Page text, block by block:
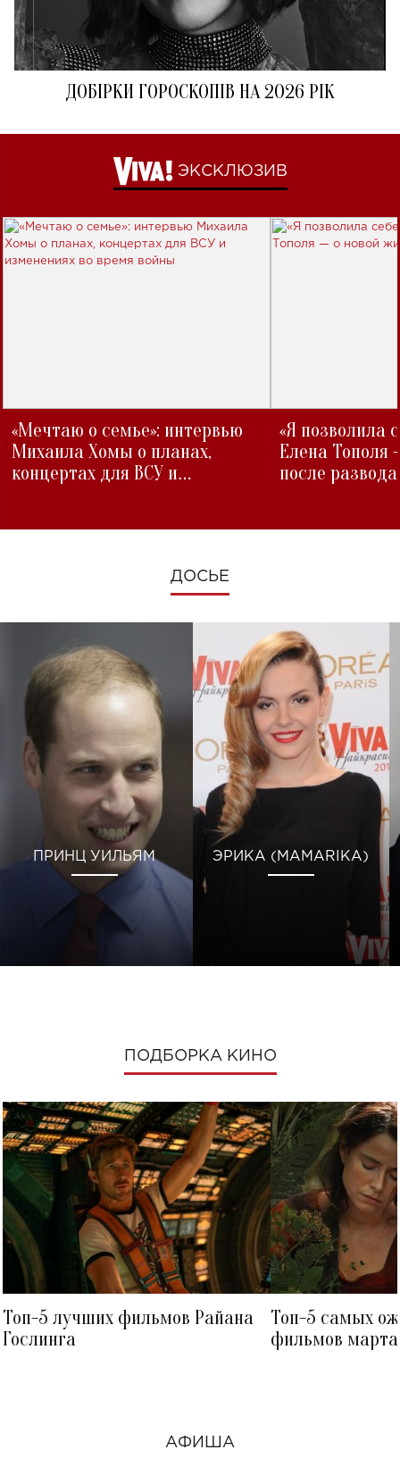
ДОБІРКИ ГОРОСКОПІВ НА 2026 РІК
ЭКСКЛЮЗИВ
«Мечтаю о семье»: интервью
Михаила Хомы о планах,
концертах для ВСУ и
«Я позволила
Елена Тополя
после развода
ДОСЬЕ
ПРИНЦ УИЛЬЯМ ЭРИКА (MAMARIKA)
ПОДБОРКА КИНО
Топ-5 лучших фильмов Райана
Гослинга
Топ-5 самых
фильмов
АФИША